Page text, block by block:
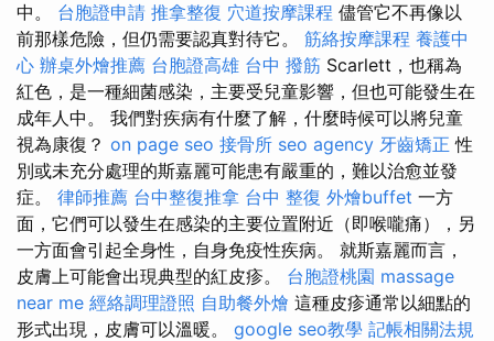
中。 台胞證申請 推拿整復 穴道按摩課程 儘管它不再像以
前那樣危險，但仍需要認真對待它。 筋絡按摩課程 養護中
心 辦桌外燴推薦 台胞證高雄 台中 撥筋 Scarlett，也稱為
紅色，是一種細菌感染，主要受兒童影響，但也可能發生在
成年人中。 我們對疾病有什麼了解，什麼時候可以將兒童
視為康復？ on page seo 接骨所 seo agency 牙齒矯正 性
別或未充分處理的斯嘉麗可能患有嚴重的，難以治愈並發
症。 律師推薦 台中整復推拿 台中 整復 外燴buffet 一方
面，它們可以發生在感染的主要位置附近（即喉嚨痛），另
一方面會引起全身性，自身免疫性疾病。 就斯嘉麗而言，
皮膚上可能會出現典型的紅皮疹。 台胞證桃園 massage
near me 經絡調理證照 自助餐外燴 這種皮疹通常以細點的
形式出現，皮膚可以溫暖。 google seo教學 記帳相關法規